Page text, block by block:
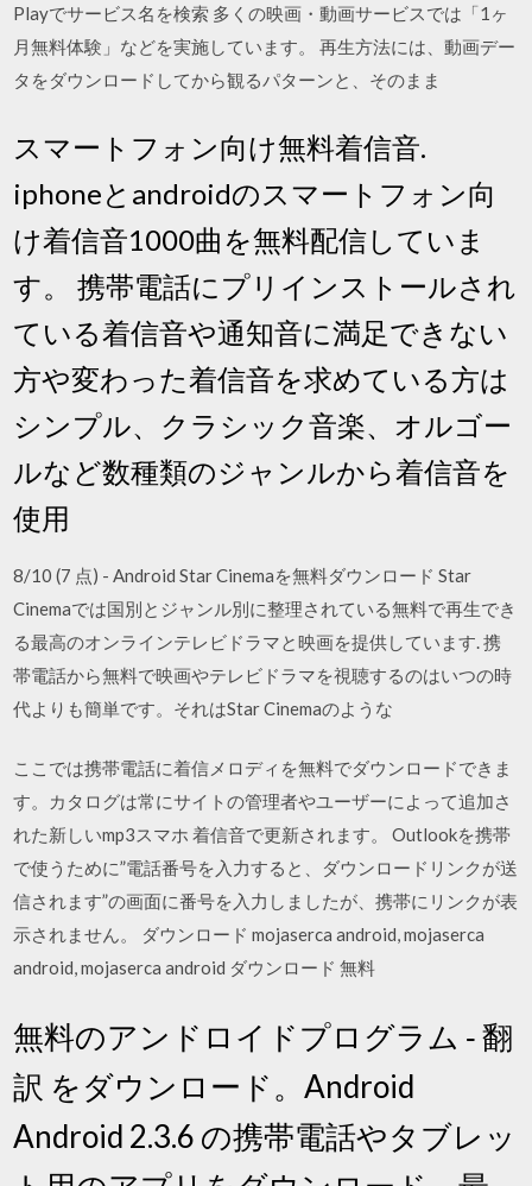
Playでサービス名を検索 多くの映画・動画サービスでは「1ヶ
月無料体験」などを実施しています。 再生方法には、動画デー
タをダウンロードしてから観るパターンと、そのまま
スマートフォン向け無料着信音.
iphoneとandroidのスマートフォン向
け着信音1000曲を無料配信していま
す。 携帯電話にプリインストールされ
ている着信音や通知音に満足できない
方や変わった着信音を求めている方は
シンプル、クラシック音楽、オルゴー
ルなど数種類のジャンルから着信音を
使用
8/10 (7 点) - Android Star Cinemaを無料ダウンロード Star
Cinemaでは国別とジャンル別に整理されている無料で再生でき
る最高のオンラインテレビドラマと映画を提供しています. 携
帯電話から無料で映画やテレビドラマを視聴するのはいつの時
代よりも簡単です。それはStar Cinemaのような
ここでは携帯電話に着信メロディを無料でダウンロードできま
す。カタログは常にサイトの管理者やユーザーによって追加さ
れた新しいmp3スマホ 着信音で更新されます。 Outlookを携帯
で使うために”電話番号を入力すると、ダウンロードリンクが送
信されます”の画面に番号を入力しましたが、携帯にリンクが表
示されません。 ダウンロード mojaserca android, mojaserca
android, mojaserca android ダウンロード 無料
無料のアンドロイドプログラム ‐ 翻
訳 をダウンロード。Android
Android 2.3.6 の携帯電話やタブレッ